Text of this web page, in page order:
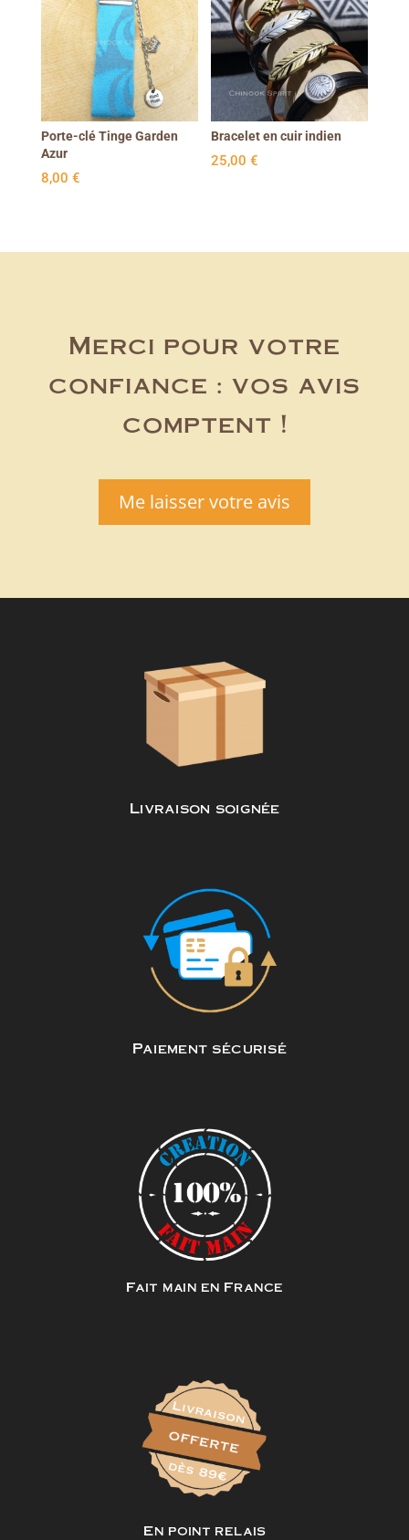
Porte-clé Tinge Garden
Azur
8,00 €
Bracelet en cuir indien
25,00€
Merci pour votre
confiance : vos avis
comptent !
Me laisser votre avis
Livraison soignée
Paiement sécurisé
Fait main en France
En point relais